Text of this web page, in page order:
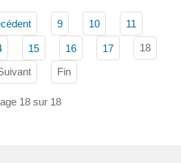
9 10 11
15 16 17 18
Fin
18 sur 18